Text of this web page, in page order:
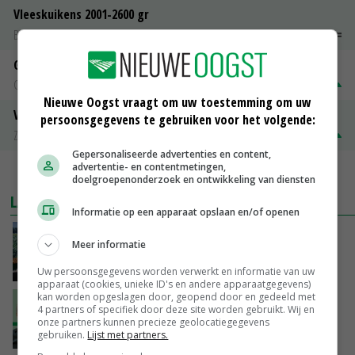
Vleeskuikens 2001-2600 gr
Barneveld
€ 1,09~ € 1,11
Gerst
Groningen
Volle melkpoeder
Zuivel NL
MEER MARKTPRIJZEN
LAATSTE NIEUWS
je gelukkig van wordt’
VANDAAG, 13:31
‘De droogte begint ver voor de grens bij
Lobith’
VANDAAG, 11:00
Nieuwe Oogst vraagt om uw toestemming om uw
persoonsgegevens te gebruiken voor het volgende:
Gepersonaliseerde advertenties en content,
advertentie- en contentmetingen,
doelgroepenonderzoek en ontwikkeling van diensten
Informatie op een apparaat opslaan en/of openen
Meer informatie
Uw persoonsgegevens worden verwerkt en informatie van uw
apparaat (cookies, unieke ID's en andere apparaatgegevens)
kan worden opgeslagen door, geopend door en gedeeld met
4 partners of specifiek door deze site worden gebruikt. Wij en
onze partners kunnen precieze geolocatiegegevens
gebruiken. Lijst met partners.